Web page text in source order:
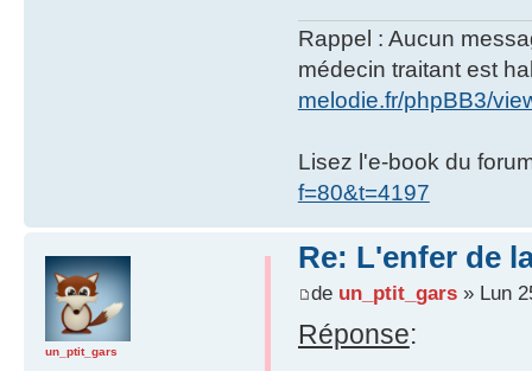
Rappel : Aucun
médecin traitant est
melodie.fr/phpBB3/
Lisez l'e-book du
f=80&t=4197
Re: L'enfer de
de un_ptit_gars» Lun
Réponse:
un_ptit_gars